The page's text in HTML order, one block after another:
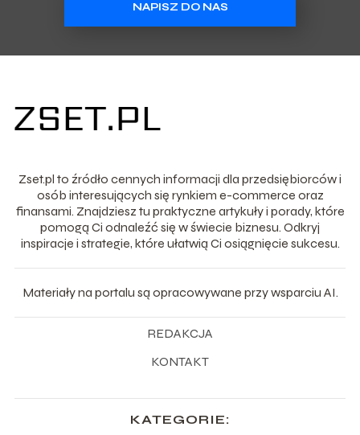
NAPISZ DO NAS
Zset.pl to źródło cennych informacji dla przedsiębiorców i
osób interesujących się rynkiem e-commerce oraz
finansami. Znajdziesz tu praktyczne artykuły i porady, które
pomogą Ci odnaleźć się w świecie biznesu. Odkryj
inspiracje i strategie, które ułatwią Ci osiągnięcie sukcesu.
Materiały na portalu są opracowywane przy wsparciu AI.
REDAKCJA
KONTAKT
KATEGORIE: